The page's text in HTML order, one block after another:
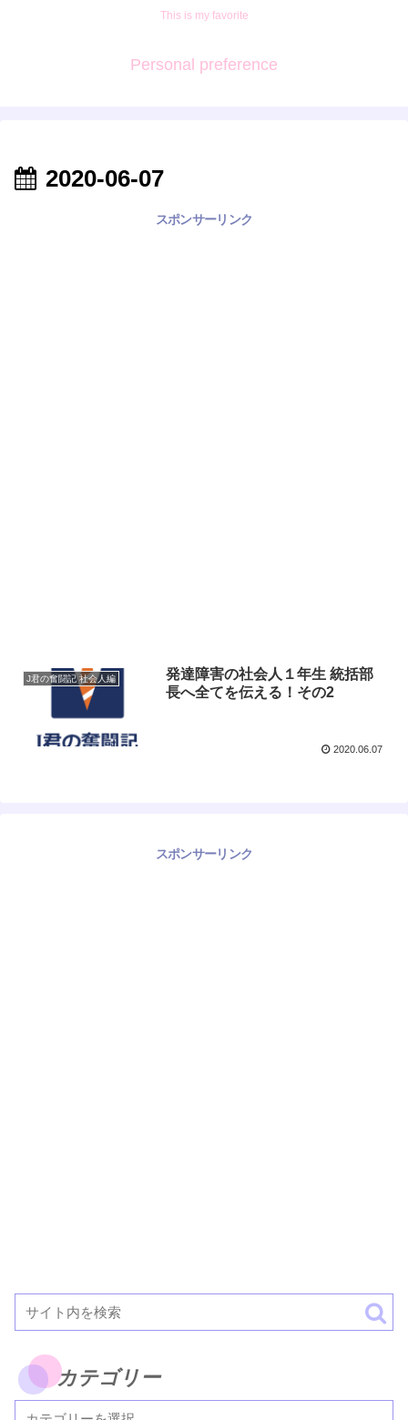
This is my favorite
Personal preference
2020-06-07
スポンサーリンク
J君の奮闘記 社会人編
発達障害の社会人１年生 統括部
長へ全てを伝える！その2
2020.06.07
スポンサーリンク
カテゴリー